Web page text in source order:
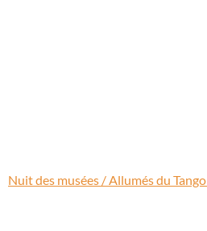
Nuit des musées / Allumés du Tango